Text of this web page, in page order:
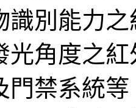
識別能力
光角度之
門禁系統